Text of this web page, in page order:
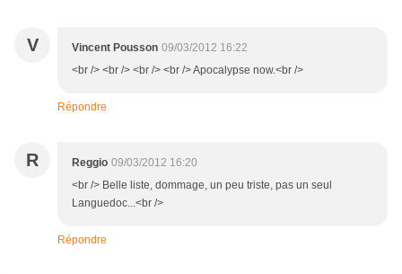
V Vincent Pousson 09/03/2012 16:22
<br /> <br /> <br /> <br /> Apocalypse now.<br />
Répondre
R Reggio 09/03/2012 16:20
<br /> Belle liste, dommage, un peu triste, pas un seul
Languedoc...<br />
Répondre